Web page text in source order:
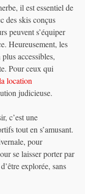
il est essentiel de
des skis conçus
peuvent s’équiper
Heureusement, les
accessibles,
Pour ceux qui
location
judicieuse.
c’est une
tout en s’amusant.
pour
se laisser porter par
explorée, sans